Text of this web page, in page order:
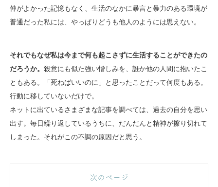
仲がよかった記憶もなく、生活のなかに暴言と暴力のある環境が
普通だった私には、やっぱりどうも他人のようには思えない。
それでもなぜ私は今まで何も起こさずに生活することができたの
だろうか。 殺意にも似た強い憎しみを、誰か他の人間に抱いたこ
ともある。「死ねばいいのに」と思ったことだって何度もある。
行動に移していないだけで。
ネットに出ているさまざまな記事を調べては、過去の自分を思い
出す。毎日繰り返しているうちに、だんだんと精神が擦り切れて
しまった。それがこの不調の原因だと思う。
次のページ